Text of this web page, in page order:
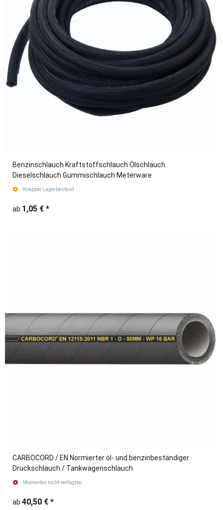
Benzinschlauch Kraftstoffschlauch Ölschlauch
Dieselschlauch Gummischlauch Meterware
Knapper Lagerbestand
ab 1,05 € *
CARBOCORD / EN Normierter öl- und benzinbeständiger
Druckschlauch / Tankwagenschlauch
Momentan nicht verfügbar
ab 40,50 € *